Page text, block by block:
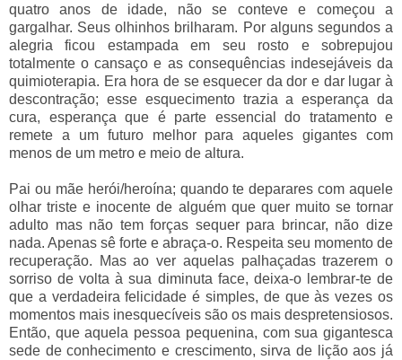
quatro anos de idade, não se conteve e começou a
gargalhar. Seus olhinhos brilharam. Por alguns segundos a
alegria ficou estampada em seu rosto e sobrepujou
totalmente o cansaço e as consequências indesejáveis da
quimioterapia. Era hora de se esquecer da dor e dar lugar à
descontração; esse esquecimento trazia a esperança da
cura, esperança que é parte essencial do tratamento e
remete a um futuro melhor para aqueles gigantes com
menos de um metro e meio de altura.
Pai ou mãe herói/heroína; quando te deparares com aquele
olhar triste e inocente de alguém que quer muito se tornar
adulto mas não tem forças sequer para brincar, não dize
nada. Apenas sê forte e abraça-o. Respeita seu momento de
recuperação. Mas ao ver aquelas palhaçadas trazerem o
sorriso de volta à sua diminuta face, deixa-o lembrar-te de
que a verdadeira felicidade é simples, de que às vezes os
momentos mais inesquecíveis são os mais despretensiosos.
Então, que aquela pessoa pequenina, com sua gigantesca
sede de conhecimento e crescimento, sirva de lição aos já